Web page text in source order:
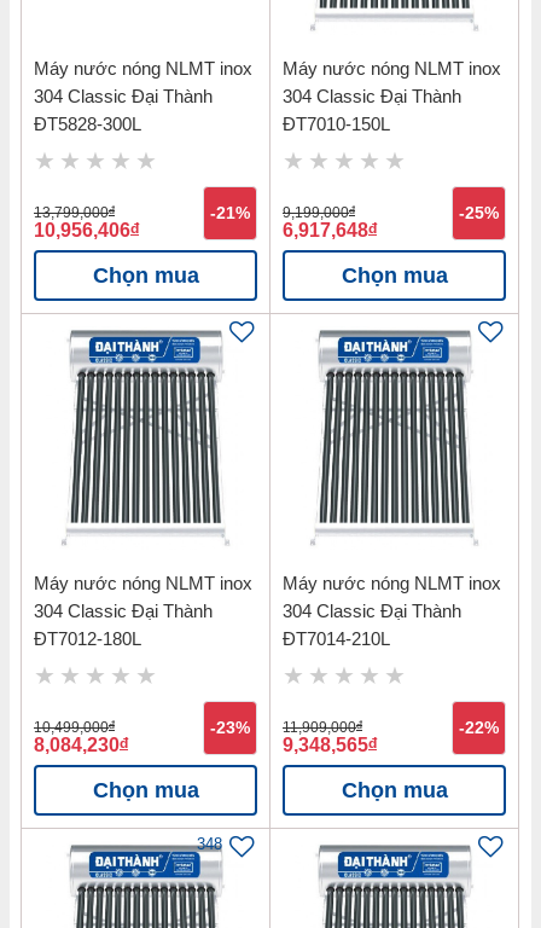
Máy nước nóng NLMT inox
304 Classic Đại Thành
ĐT5828-300L
13,799,000đ
10,956,406đ
-21%
Chọn mua
Máy nước nóng NLMT inox
304 Classic Đại Thành
ĐT7010-150L
9,199,000đ
6,917,648đ
-25%
Chọn mua
Máy nước nóng NLMT inox
304 Classic Đại Thành
ĐT7012-180L
10,499,000đ
8,084,230đ
-23%
Chọn mua
Máy nước nóng NLMT inox
304 Classic Đại Thành
ĐT7014-210L
11,909,000đ
9,348,565đ
-22%
Chọn mua
348